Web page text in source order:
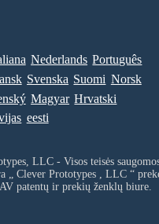
Nederlands Português
Svenska Suomi Norsk
Magyar Hrvatski
eesti
LLC - Visos teisės
„ Clever Prototypes , LLC“
patentų ir prekių ženklų biure.